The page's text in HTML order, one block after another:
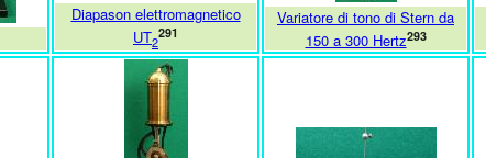
Diapason elettromagnetico
UT2
291
Variatore di tono di Stern da
150 a 300 Hertz293